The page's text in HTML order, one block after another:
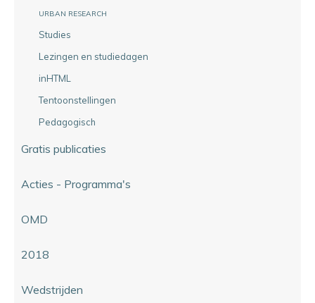
URBAN RESEARCH
Studies
Lezingen en studiedagen
inHTML
Tentoonstellingen
Pedagogisch
Gratis publicaties
Acties - Programma's
OMD
2018
Wedstrijden